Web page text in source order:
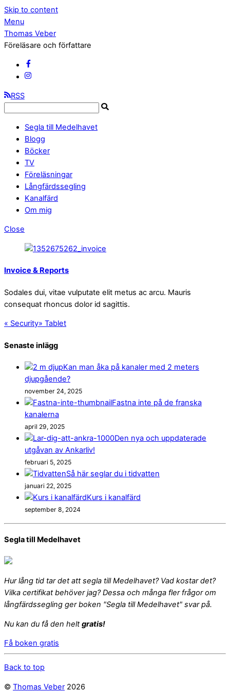
Skip to content
Menu
Thomas Veber
Föreläsare och författare
RSS
Segla till Medelhavet
Blogg
Böcker
TV
Föreläsningar
Långfärdssegling
Kanalfärd
Om mig
Close
Invoice & Reports
Sodales dui, vitae vulputate elit metus ac arcu. Mauris
consequat rhoncus dolor id sagittis.
« Security» Tablet
Senaste inlägg
Kan man åka på kanaler med 2 meters
djupgående?
november 24, 2025
Fastna inte på de franska
kanalerna
april 29, 2025
Den nya och uppdaterade
utgåvan av Ankarliv!
februari 5, 2025
Så här seglar du i tidvatten
januari 22, 2025
Kurs i kanalfärd
september 8, 2024
Segla till Medelhavet
Hur lång tid tar det att segla till Medelhavet? Vad kostar det?
Vilka certifikat behöver jag? Dessa och många fler frågor om
långfärdssegling ger boken "Segla till Medelhavet" svar på.
Nu kan du få den heltgratis!
Få boken gratis
Back to top
© Thomas Veber 2026